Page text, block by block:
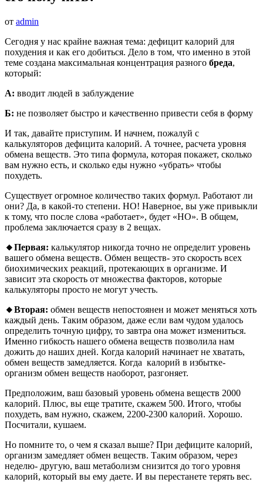
от admin
Сегодня у нас крайне важная тема: дефицит калорий для
похудения и как его добиться. Дело в том, что именно в этой
теме создана максимальная концентрация разного бреда,
который:
А: вводит людей в заблуждение
Б: не позволяет быстро и качественно привести себя в форму
И так, давайте приступим. И начнем, пожалуй с
калькуляторов дефицита калорий. А точнее, расчета уровня
обмена веществ. Это типа формула, которая покажет, сколько
вам нужно есть, и сколько еды нужно «убрать» чтобы
похудеть.
Существует огромное количество таких формул. Работают ли
они? Да, в какой-то степени. НО! Наверное, вы уже привыкли
к тому, что после слова «работает», будет «НО». В общем,
проблема заключается сразу в 2 вещах.
🔸Первая: калькулятор никогда точно не определит уровень
вашего обмена веществ. Обмен веществ- это скорость всех
биохимических реакций, протекающих в организме. И
зависит эта скорость от множества факторов, которые
калькуляторы просто не могут учесть.
🔸Вторая: обмен веществ непостоянен и может меняться хоть
каждый день. Таким образом, даже если вам чудом удалось
определить точную цифру, то завтра она может измениться.
Именно гибкость нашего обмена веществ позволила нам
дожить до наших дней. Когда калорий начинает не хватать,
обмен веществ замедляется. Когда калорий в избытке-
организм обмен веществ наоборот, разгоняет.
Предположим, ваш базовый уровень обмена веществ 2000
калорий. Плюс, вы еще тратите, скажем 500. Итого, чтобы
похудеть, вам нужно, скажем, 2200-2300 калорий. Хорошо.
Посчитали, кушаем.
Но помните то, о чем я сказал выше? При дефиците калорий,
организм замедляет обмен веществ. Таким образом, через
неделю- другую, ваш метаболизм снизится до того уровня
калорий, который вы ему даете. И вы перестанете терять вес.